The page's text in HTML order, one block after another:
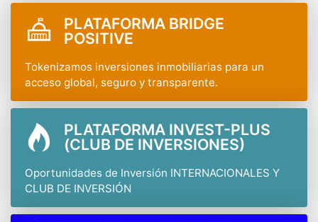
PLATAFORMA BRIDGE
POSITIVE
Tokenizamos inversiones inmobiliarias para un
acceso global, seguro y transparente.
PLATAFORMA INVEST-PLUS
(CLUB DE INVERSIONES)
Oportunidades de Inversión INTERNACIONALES Y
CLUB DE INVERSIÓN